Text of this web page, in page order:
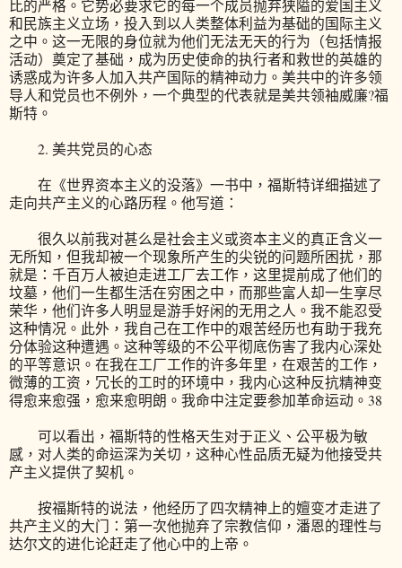
比的严格。它势必要求它的每一个成员抛弃狭隘的爱国主义
和民族主义立场，投入到以人类整体利益为基础的国际主义
之中。这一无限的身位就为他们无法无天的行为（包括情报
活动）奠定了基础，成为历史使命的执行者和救世的英雄的
诱惑成为许多人加入共产国际的精神动力。美共中的许多领
导人和党员也不例外，一个典型的代表就是美共领袖威廉?福
斯特。
2. 美共党员的心态
在《世界资本主义的没落》一书中，福斯特详细描述了
走向共产主义的心路历程。他写道：
很久以前我对甚么是社会主义或资本主义的真正含义一
无所知，但我却被一个现象所产生的尖锐的问题所困扰，那
就是：千百万人被迫走进工厂去工作，这里提前成了他们的
坟墓，他们一生都生活在穷困之中，而那些富人却一生享尽
荣华，他们许多人明显是游手好闲的无用之人。我不能忍受
这种情况。此外，我自己在工作中的艰苦经历也有助于我充
分体验这种遭遇。这种等级的不公平彻底伤害了我内心深处
的平等意识。在我在工厂工作的许多年里，在艰苦的工作，
微薄的工资，冗长的工时的环境中，我内心这种反抗精神变
得愈来愈强，愈来愈明朗。我命中注定要参加革命运动。38
可以看出，福斯特的性格天生对于正义、公平极为敏
感，对人类的命运深为关切，这种心性品质无疑为他接受共
产主义提供了契机。
按福斯特的说法，他经历了四次精神上的嬗变才走进了
共产主义的大门：第一次他抛弃了宗教信仰，潘恩的理性与
达尔文的进化论赶走了他心中的上帝。